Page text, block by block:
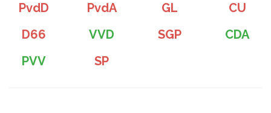
PvdD PvdA GL
CU
D66
VVD SGP
CDA
PVV
SP